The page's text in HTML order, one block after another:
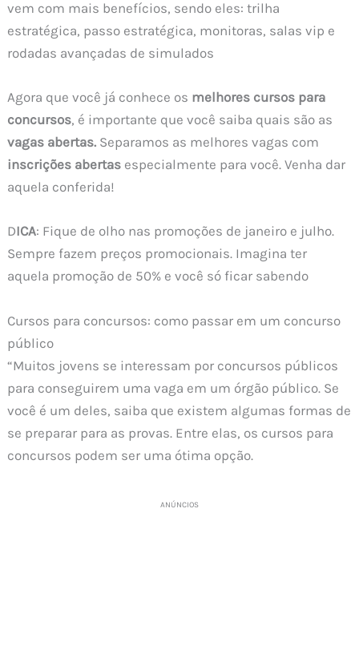
vem com mais benefícios, sendo eles: trilha
estratégica, passo estratégica, monitoras, salas vip e
rodadas avançadas de simulados
Agora que você já conhece os melhores cursos para
concursos, é importante que você saiba quais são as
vagas abertas. Separamos as melhores vagas com
inscrições abertas especialmente para você. Venha dar
aquela conferida!
DICA: Fique de olho nas promoções de janeiro e julho.
Sempre fazem preços promocionais. Imagina ter
aquela promoção de 50% e você só ficar sabendo
Cursos para concursos: como passar em um concurso
público
“Muitos jovens se interessam por concursos públicos
para conseguirem uma vaga em um órgão público. Se
você é um deles, saiba que existem algumas formas de
se preparar para as provas. Entre elas, os cursos para
concursos podem ser uma ótima opção.
ANÚNCIOS